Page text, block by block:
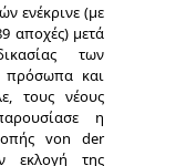
ενέκρινε (με
αποχές) μετά
των
πρόσωπα και
τους νέους
η
von der
εκλογή της